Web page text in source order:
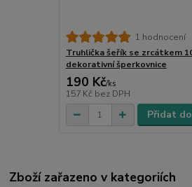
1 hodnocení
Truhlička šeřík se zrcátkem
dekorativní šperkovnice
190 Kč/ks
157 Kč bez DPH
Přidat
Zboží zařazeno v kategoriích